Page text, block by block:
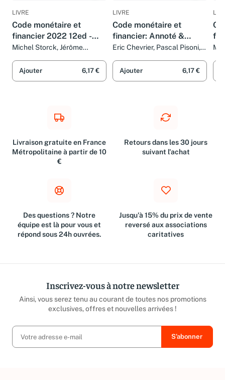
LIVRE
Code monétaire et
financier 2022 12ed -
Annoté et commenté
Michel Storck, Jérôme
Chevrier et Pascal Pisoni
Ajouter 6,17 €
LIVRE
Code monétaire et
financier: Annoté &
commenté
Eric Chevrier, Pascal Pisoni,
Lasserre Capdeville
Ajouter 6,17 €
Livraison gratuite en France
Métropolitaine à partir de 10
€
Retours dans les 30 jours
suivant l'achat
Des questions ? Notre
équipe est là pour vous et
répond sous 24h ouvrées.
Jusqu'à 15% du prix de vente
reversé aux associations
caritatives
Inscrivez-vous à notre newsletter
Ainsi, vous serez tenu au courant de toutes nos promotions
exclusives, offres et nouvelles arrivées !